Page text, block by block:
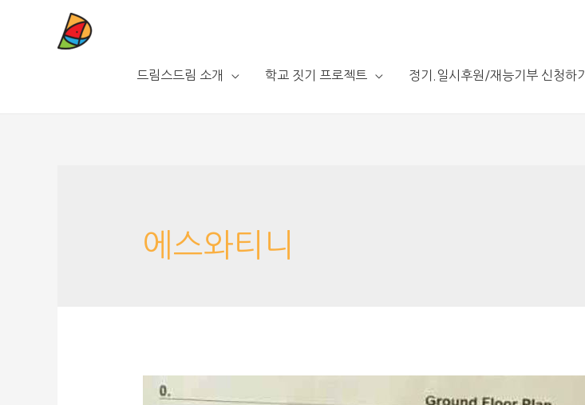
드림스드림 소개 학교 짓기 프로젝트 정기.일시후원/재능기부 신청하기
에스와티니